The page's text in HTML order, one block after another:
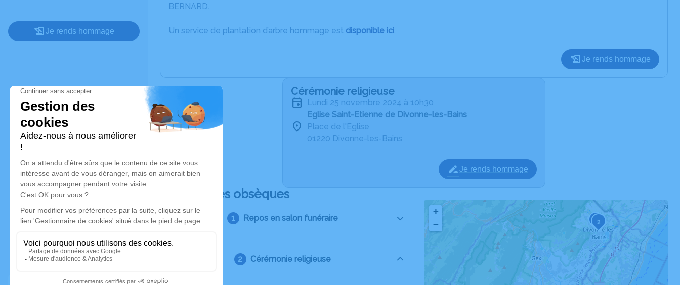
Je rends hommage
BERNARD.
Un service de plantation d’arbre hommage est disponible ici.
Je rends hommage
Cérémonie religieuse
lundi 25 novembre 2024 à 10h30
Eglise Saint-Etienne de Divonne-les-Bains
Place de l'Eglise
01220 Divonne-les-Bains
Je rends hommage
Déroulé des obsèques
Repos en salon funéraire
Cérémonie religieuse
2
3
+
−